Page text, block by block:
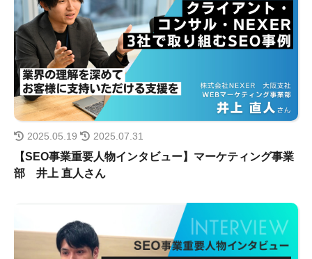
2025.05.19 2025.07.31
【SEO事業重要人物インタビュー】マーケティング事業
部 井上 直人さん